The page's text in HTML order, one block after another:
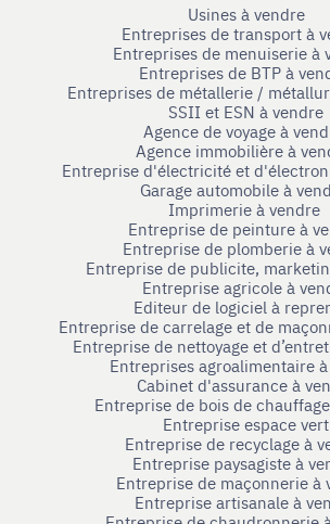
Usines à vendre
Entreprises de transport à
Entreprises de menuiserie à
Entreprises de BTP à
Entreprises de métallerie /
SSII et ESN à vendre
Agence de voyage à
Agence immobilière à
Entreprise d'électricité et
Garage automobile à
Imprimerie à vendre
Entreprise de peinture à
Entreprise de plomberie à
Entreprise de publicite,
Entreprise agricole à
Editeur de logiciel à
Entreprise de carrelage et de
Entreprise de nettoyage et
Entreprises agroalimentaire
Cabinet d'assurance à
Entreprise de bois de
Entreprise espace vert
Entreprise de recyclage à
Entreprise paysagiste à
Entreprise de maçonnerie à
Entreprise artisanale à